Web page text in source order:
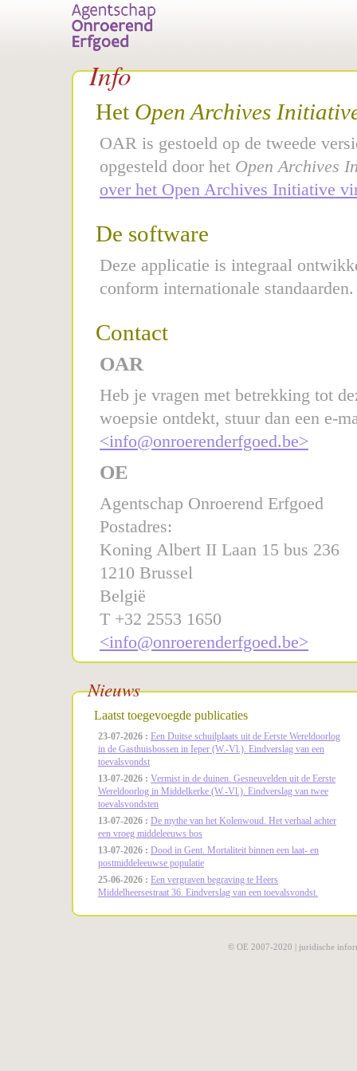
Info
Het Open Archives
OAR is gestoeld op de tweede
opgesteld door het Open Archives
over het Open Archives Initiative
De software
Deze applicatie is integraal
conform internationale standaarden.
Contact
OAR
Heb je vragen met betrekking tot
woepsie ontdekt, stuur dan een e-
<info@onroerenderfgoed.be>
OE
Agentschap Onroerend Erfgoed
Postadres:
Koning Albert II Laan 15 bus 236
1210 Brussel
België
T +32 2553 1650
<info@onroerenderfgoed.be>
Nieuws
Laatst toegevoegde publicaties
23-07-2026 : Een Duitse schuilplaats uit de Eerste Wereldoorlog
in de Gasthuisbossen in Ieper (W.-Vl.). Eindverslag van een
toevalsvondst
13-07-2026 : Vermist in de duinen. Gesneuvelden uit de Eerste
Wereldoorlog in Middelkerke (W.-Vl.). Eindverslag van twee
toevalsvondsten
13-07-2026 : De mythe van het Kolenwoud. Het verhaal achter
een vroeg middeleeuws bos
13-07-2026 : Dood in Gent. Mortaliteit binnen een laat- en
postmiddeleeuwse populatie
25-06-2026 : Een vergraven begraving te Heers
Middelheersestraat 36. Eindverslag van een toevalsvondst.
© OE 2007-2020 | juridische